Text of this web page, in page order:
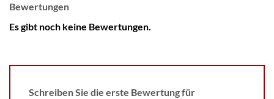
Bewertungen
Es gibt noch keine Bewertungen.
Schreiben Sie die erste Bewertung für